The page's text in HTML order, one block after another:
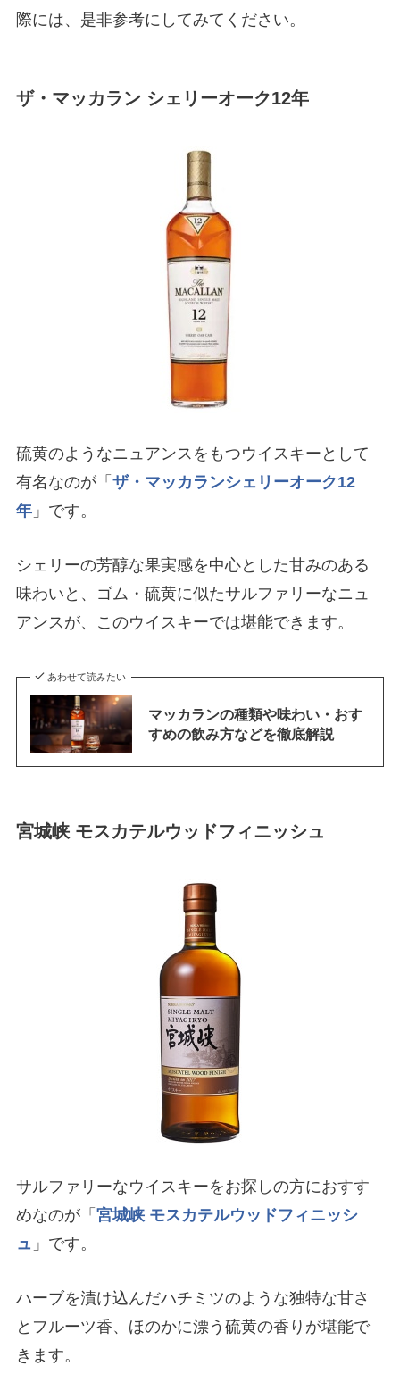
際には、是非参考にしてみてください。
ザ・マッカラン シェリーオーク12年
硫黄のようなニュアンスをもつウイスキーとして
有名なのが「 ザ・マッカランシェリーオーク12
年」です。
シェリーの芳醇な果実感を中心とした甘みのある
味わいと、ゴム・硫黄に似たサルファリーなニュ
アンスが、このウイスキーでは堪能できます。
あわせて読みたい
マッカランの種類や味わい・おす
すめの飲み方などを徹底解説
宮城峡 モスカテルウッドフィニッシュ
サルファリーなウイスキーをお探しの方におすす
めなのが「 宮城峡 モスカテルウッドフィニッシ
ュ 」です。
ハーブを漬け込んだハチミツのような独特な甘さ
とフルーツ香、ほのかに漂う硫黄の香りが堪能で
きます。